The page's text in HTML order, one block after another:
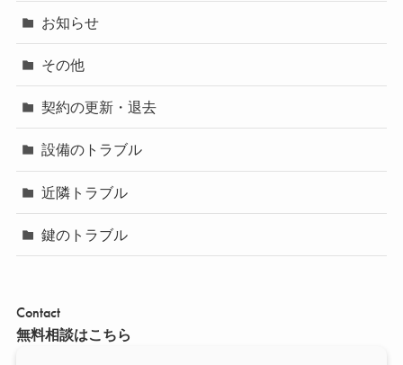
お知らせ
その他
契約の更新・退去
設備のトラブル
近隣トラブル
鍵のトラブル
Contact
無料相談はこちら